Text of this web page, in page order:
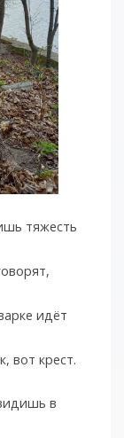
тяжесть
идёт
вот крест.
в